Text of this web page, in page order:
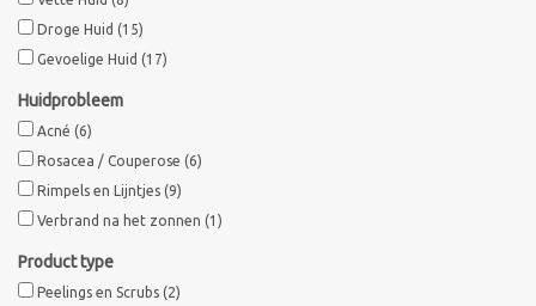
Nieuw !!
Mila d'Opiz
Bernard cassiere
Pascaud
Droge Huid (15)
Gevoelige Huid (17)
Huidprobleem
Acné (6)
Rosacea / Couperose (6)
Rimpels en Lijntjes (9)
Verbrand na het zonnen (1)
Product type
Peelings en Scrubs (2)